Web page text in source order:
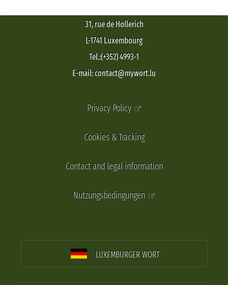
31, rue de Hollerich
L-1741 Luxembourg
Tel.:(+352) 4993-1
E-mail: contact@mywort.lu
Privacy Policy
Cookies & Tracking
Contact and legal information
Nutzungsbedingungen
LUXEMBURGER WORT